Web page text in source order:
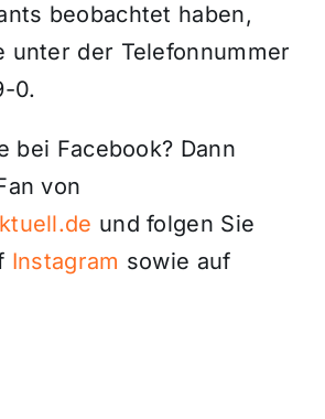
beobachtet haben,
unter der Telefonnummer
0.
bei Facebook? Dann
von
und folgen Sie
Instagram sowie auf